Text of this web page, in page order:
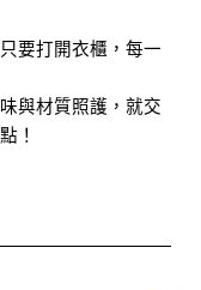
要打開衣櫃，每一
與材質照護，就交
！